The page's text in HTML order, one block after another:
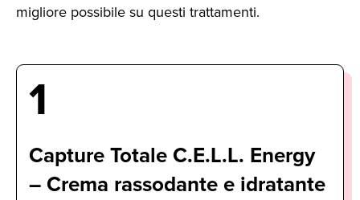
migliore possibile su questi trattamenti.
1
Capture Totale C.E.L.L. Energy
– Crema rassodante e idratante